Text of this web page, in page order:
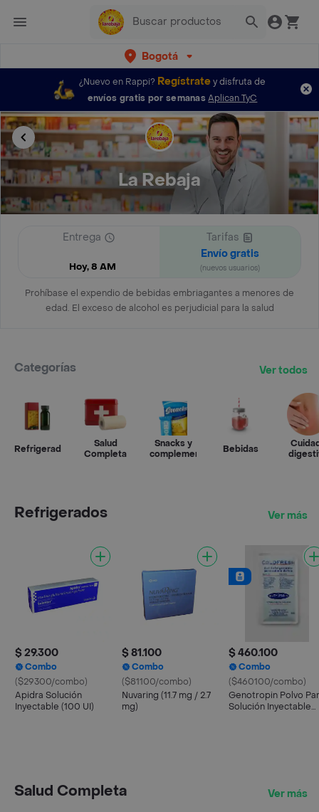
Bogotá
¿Nuevo en Rappi? Regístratey disfruta de
envíos gratis por semanas Aplican TyC
La Rebaja
Entrega
Hoy, 8 AM
Tarifas
Envío gratis
(nuevos usuarios)
Prohíbase el expendio de bebidas embriagantes a menores de
edad. El exceso de alcohol es perjudicial para la salud
Categorías Ver todos
Refrigerados
Salud
Completa
Snacks y
complementos
Bebidas
Refrigerados Ver más
$ 29.300
Combo
($29300/combo)
Apidra Solución
Inyectable (100 UI)
$ 81.100
Combo
($81100/combo)
Nuvaring (11.7 mg / 2.7
mg)
$ 460.100
Combo
($460100/combo)
Genotropin Polvo
Solución Inyectable
Salud Completa Ver más